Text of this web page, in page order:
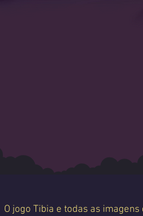
O jogo Tibia e todas as